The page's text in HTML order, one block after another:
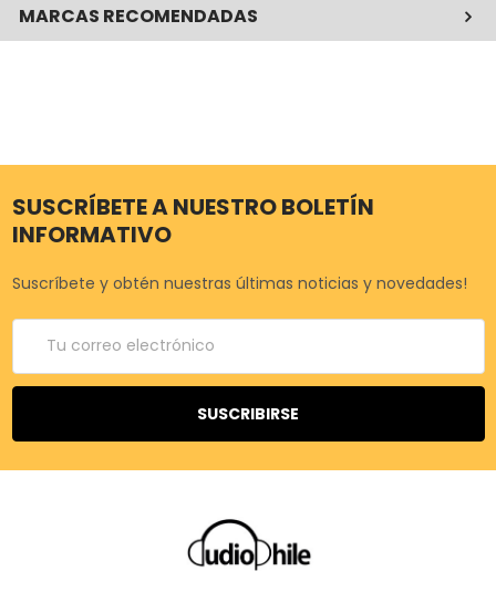
MARCAS RECOMENDADAS
SUSCRÍBETE A NUESTRO BOLETÍN
INFORMATIVO
Suscríbete y obtén nuestras últimas noticias y novedades!
Correo
electrónico